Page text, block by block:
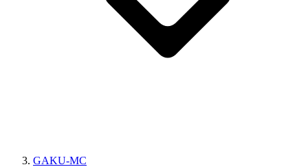
GAKU-MC